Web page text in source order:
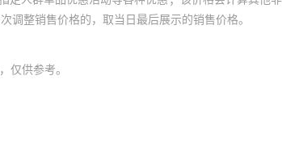
整销售价格的，取当日最后展示的销售价格。
仅供参考。